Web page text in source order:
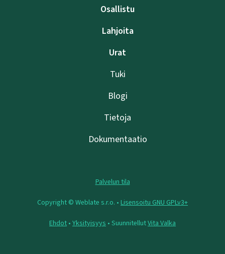
Osallistu
Lahjoita
Urat
Tuki
Blogi
Tietoja
Dokumentaatio
Palvelun tila
Copyright © Weblate s.r.o. • Lisensoitu GNU GPLv3+
Ehdot • Yksityisyys • SuunnitellutVita Valka